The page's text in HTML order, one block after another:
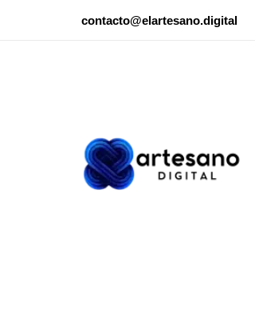
contacto@elartesano.digital